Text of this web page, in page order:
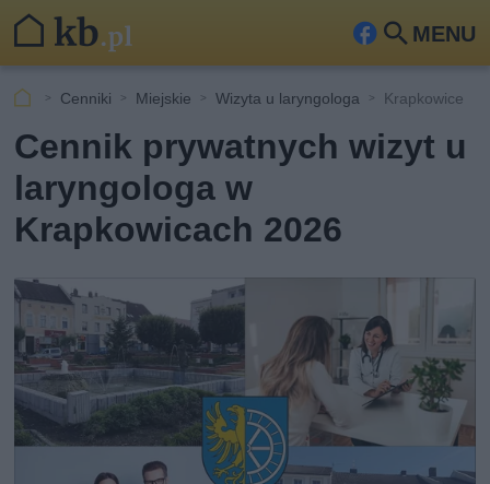
MENU
Fa
ook
Szu
kaj
Cenniki Miejskie Wizyta u laryngologa Krapkowice
Cennik prywatnych wizyt u
laryngologa w
Krapkowicach 2026